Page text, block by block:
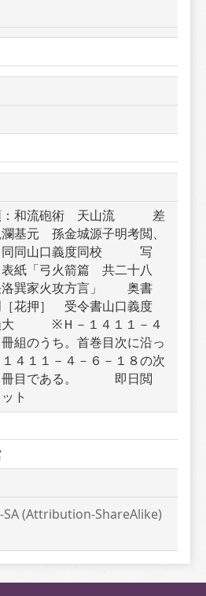
和流砲術　天山流　　　差
基元　孫金城源子明考閲、
同山口義度同校　　　写
紙「弓火箭篇　共二十八
巽家火攻方言」　　奥書
［花押］　受令書山口義度
　　　※Ｈ－１４１１－４
組のうち。首巻目次に沿っ
４１１－４－６－１８の次
目である。　　　即日閲
ト
SA (Attribution-ShareAlike)